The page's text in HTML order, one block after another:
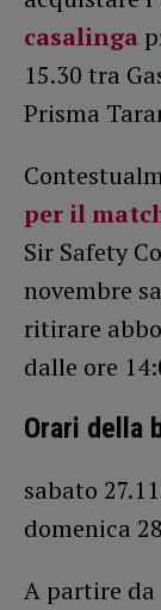
casalinga
15.30 tra
Prisma
per il
Sir Safety
novembre
ritirare
dalle ore
Orari della
sabato
domenica
A partire da